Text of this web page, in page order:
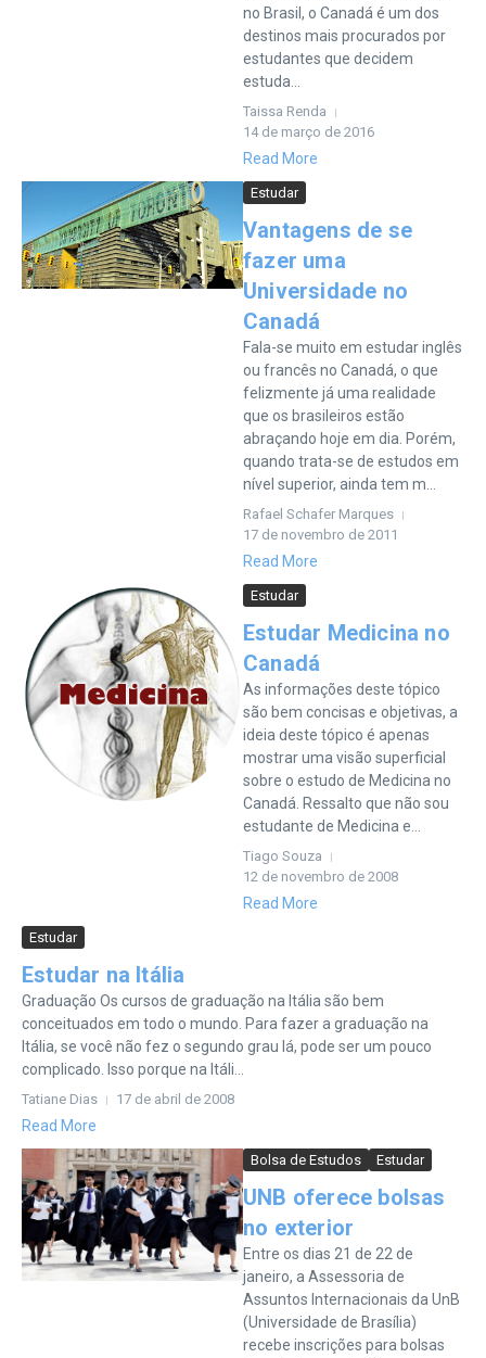
no Brasil, o Canadá é um dos
destinos mais procurados por
estudantes que decidem
estuda...
Taissa Renda
14 de março de 2016
Read More
Estudar
Vantagens de se
fazer uma
Universidade no
Canadá
Fala-se muito em estudar inglês
ou francês no Canadá, o que
felizmente já uma realidade
que os brasileiros estão
abraçando hoje em dia. Porém,
quando trata-se de estudos em
nível superior, ainda tem m...
Rafael Schafer Marques
17 de novembro de 2011
Read More
Estudar
Estudar Medicina no
Canadá
As informações deste tópico
são bem concisas e objetivas, a
ideia deste tópico é apenas
mostrar uma visão superficial
sobre o estudo de Medicina no
Canadá. Ressalto que não sou
estudante de Medicina e...
Tiago Souza
12 de novembro de 2008
Read More
Estudar
Estudar na Itália
Graduação Os cursos de graduação na Itália são bem
conceituados em todo o mundo. Para fazer a graduação na
Itália, se você não fez o segundo grau lá, pode ser um pouco
complicado. Isso porque na Itáli...
Tatiane Dias 17 de abril de 2008
Read More
Bolsa de Estudos Estudar
UNB oferece bolsas
no exterior
Entre os dias 21 de 22 de
janeiro, a Assessoria de
Assuntos Internacionais da UnB
(Universidade de Brasília)
recebe inscrições para bolsas